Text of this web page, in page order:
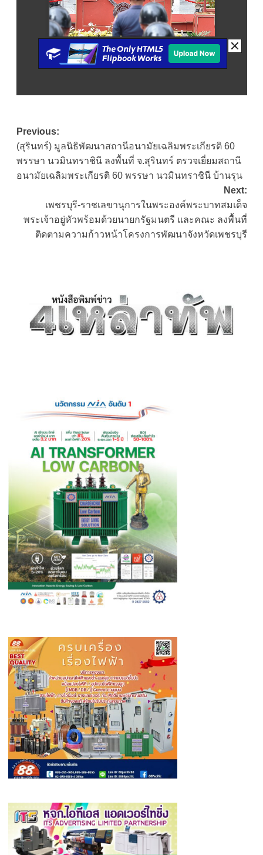
Post
navigation
Previous:
(สุรินทร์) มูลนิธิพัฒนาสถานีอนามัยเฉลิมพระเกียรติ 60
พรรษา นวมินทราชินี ลงพื้นที่ จ.สุรินทร์ ตรวจเยี่ยมสถานี
อนามัยเฉลิมพระเกียรติ 60 พรรษา นวมินทราชินี บ้านรุน
Next:
เพชรบุรี-ราชเลขานุการในพระองค์พระบาทสมเด็จ
พระเจ้าอยู่หัวพร้อมด้วยนายกรัฐมนตรี และคณะ ลงพื้นที่
ติดตามความก้าวหน้าโครงการพัฒนาจังหวัดเพชรบุรี